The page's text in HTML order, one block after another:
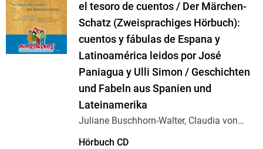
el tesoro de cuentos / Der Märchen-
Schatz (Zweisprachiges Hörbuch):
cuentos y fábulas de Espana y
Latinoamérica leidos por José
Paniagua y Ulli Simon / Geschichten
und Fabeln aus Spanien und
Lateinamerika
Juliane Buschhorn-Walter, Claudia von
Hörbuch CD